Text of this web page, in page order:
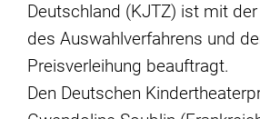
Deutschland (KJTZ) ist mit
des Auswahlverfahrens und
Preisverleihung beauftragt.
Den Deutschen